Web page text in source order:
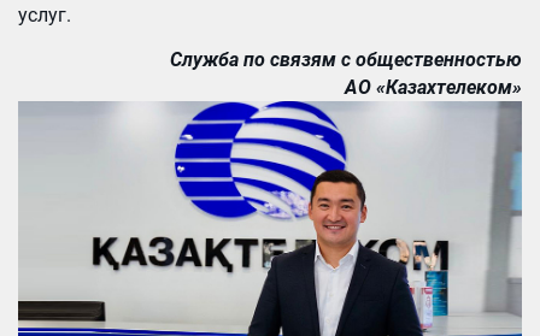
услуг.
Служба по связям с общественностью
АО «Казахтелеком»